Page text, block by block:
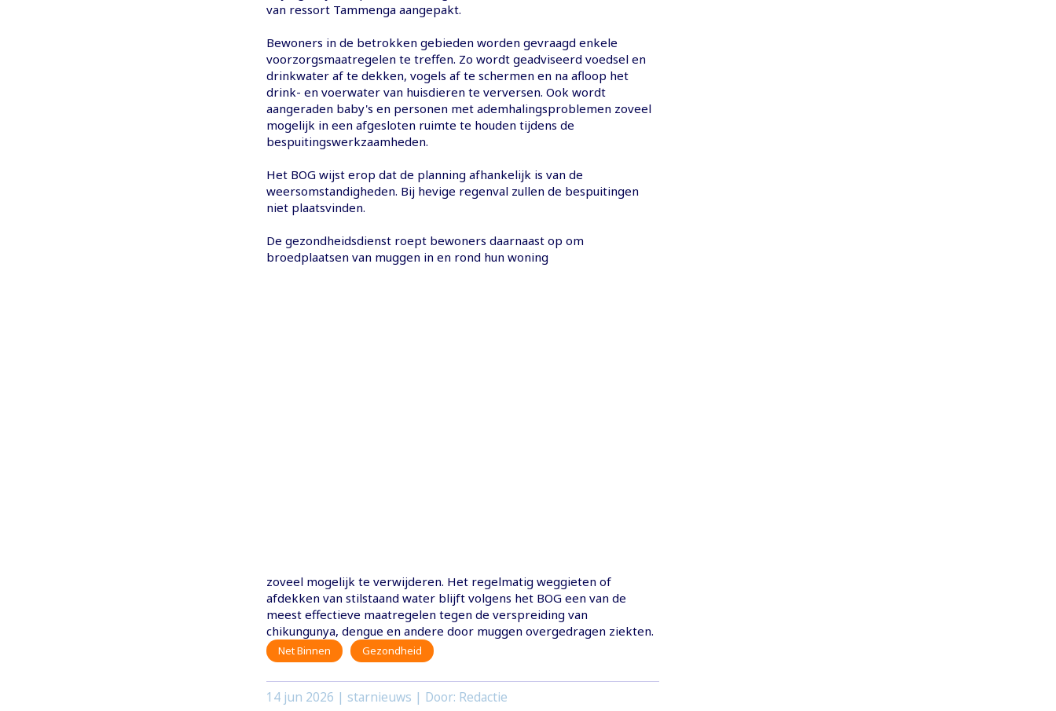
van ressort Tammenga aangepakt.
Bewoners in de betrokken gebieden worden gevraagd enkele
voorzorgsmaatregelen te treffen. Zo wordt geadviseerd voedsel en
drinkwater af te dekken, vogels af te schermen en na afloop het
drink- en voerwater van huisdieren te verversen. Ook wordt
aangeraden baby's en personen met ademhalingsproblemen zoveel
mogelijk in een afgesloten ruimte te houden tijdens de
bespuitingswerkzaamheden.
Het BOG wijst erop dat de planning afhankelijk is van de
weersomstandigheden. Bij hevige regenval zullen de bespuitingen
niet plaatsvinden.
De gezondheidsdienst roept bewoners daarnaast op om
broedplaatsen van muggen in en rond hun woning
zoveel mogelijk te verwijderen. Het regelmatig weggieten of
afdekken van stilstaand water blijft volgens het BOG een van de
meest effectieve maatregelen tegen de verspreiding van
chikungunya, dengue en andere door muggen overgedragen ziekten.
Net Binnen Gezondheid
14 jun 2026 | starnieuws | Door: Redactie